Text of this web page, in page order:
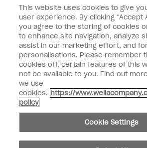
M'INSCRIRE
Informations clients
OPI & vous
instagramfacebook
Copyright 2026, Wella Operations US LLC. Tous
This website uses cookies to give
user experience. By clicking “Accept
you agree to the storing of cookies
to enhance site navigation, analyze
assist in our marketing effort, and
personalisations. Please remember
cookies off, certain features of this
not be available to you. Find out
we use
cookies. https://
policy
Cookie Settings